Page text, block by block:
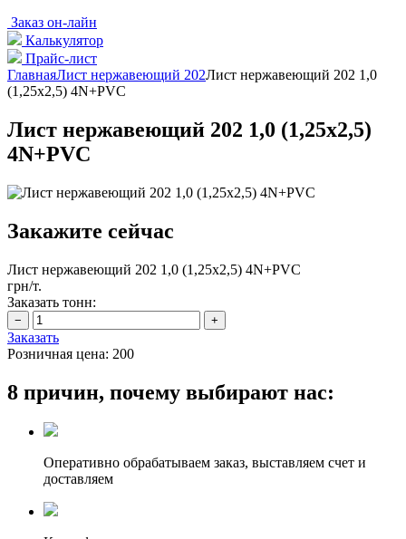
Заказ он-лайн
Калькулятор
Прайс-лист
ГлавнаяЛист нержавеющий 202Лист нержавеющий 202 1,0
(1,25х2,5) 4N+PVC
Лист нержавеющий 202 1,0 (1,25х2,5)
4N+PVC
Закажите сейчас
Лист нержавеющий 202 1,0 (1,25х2,5) 4N+PVC
грн/т.
Заказать тонн:
Заказать
Розничная цена: 200
8 причин, почему выбирают нас:
Оперативно обрабатываем заказ, выставляем счет и
доставляем